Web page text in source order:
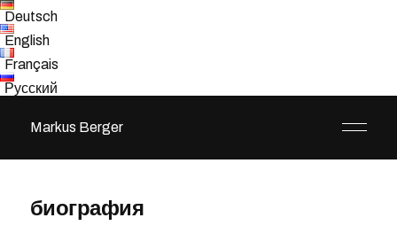
Deutsch
English
Français
Русский
Markus Berger
биография